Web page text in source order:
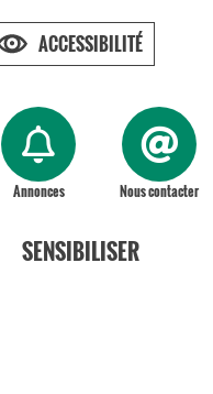
Annonces Nous contacter
SENSIBILISER
ACCESSIBILITÉ